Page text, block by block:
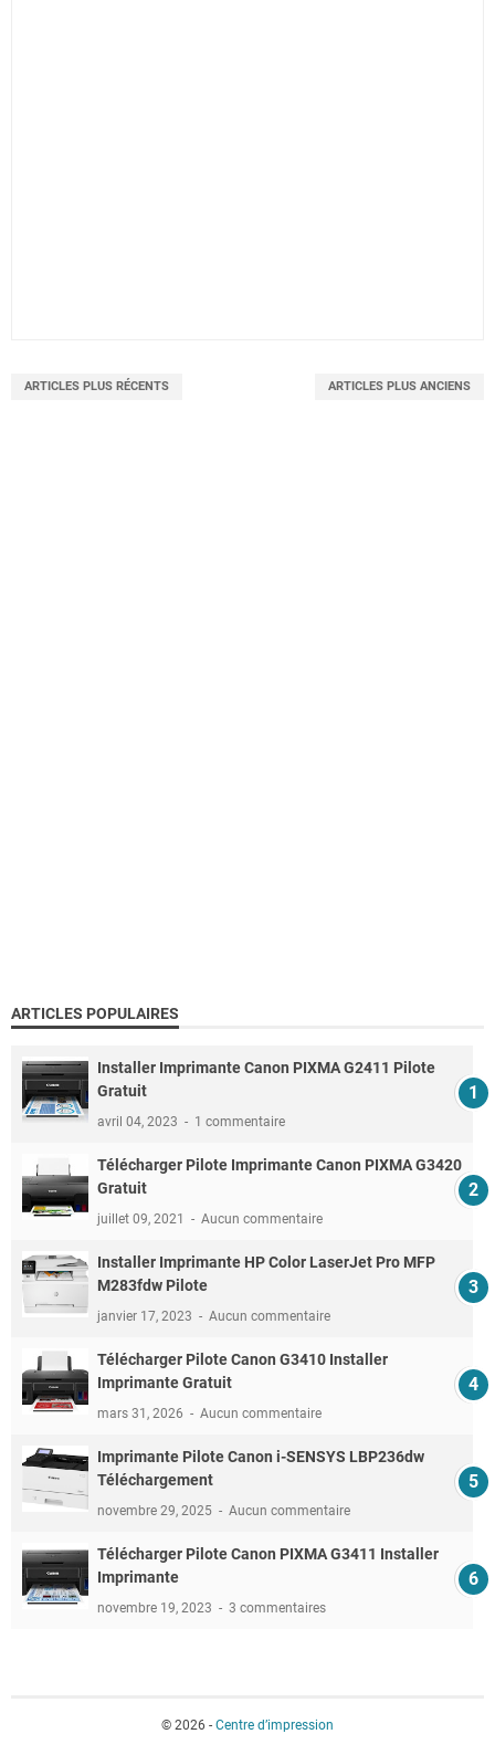
ARTICLES PLUS RÉCENTS ARTICLES PLUS ANCIENS
ARTICLES POPULAIRES
Installer Imprimante Canon PIXMA G2411 Pilote
Gratuit
avril 04, 2023 1 commentaire
Télécharger Pilote Imprimante Canon PIXMA G3420
Gratuit
juillet 09, 2021 Aucun commentaire
Installer Imprimante HP Color LaserJet Pro MFP
M283fdw Pilote
janvier 17, 2023 Aucun commentaire
Télécharger Pilote Canon G3410 Installer
Imprimante Gratuit
mars 31, 2026 Aucun commentaire
Imprimante Pilote Canon i-SENSYS LBP236dw
Téléchargement
novembre 29, 2025 Aucun commentaire
Télécharger Pilote Canon PIXMA G3411 Installer
Imprimante
novembre 19, 2023 3 commentaires
© 2026 - Centre d’impression